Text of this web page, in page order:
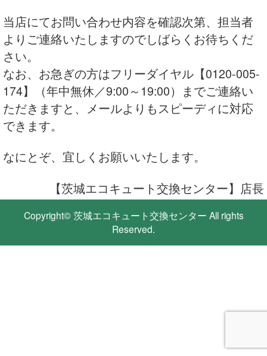
当店にてお問い合わせ内容を確認次第、担当者
よりご連絡いたしますのでしばらくお待ちくだ
さい。
なお、お急ぎの方はフリーダイヤル 【0120-005-
174】（年中無休／9:00～19:00） までご連絡い
ただきますと、メールよりもスピーディに対応
できます。
なにとぞ、宜しくお願いいたします。
【茨城エコキュート交換センター】店長
Copyright©茨城エコキュート交換センター All rights
Reserved.